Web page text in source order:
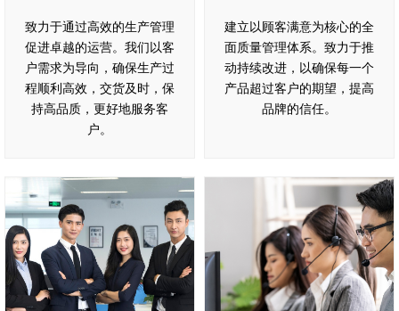
致力于通过高效的生产管理
促进卓越的运营。我们以客
户需求为导向，确保生产过
程顺利高效，交货及时，保
持高品质，更好地服务客
户。
建立以顾客满意为核心的全
面质量管理体系。致力于推
动持续改进，以确保每一个
产品超过客户的期望，提高
品牌的信任。